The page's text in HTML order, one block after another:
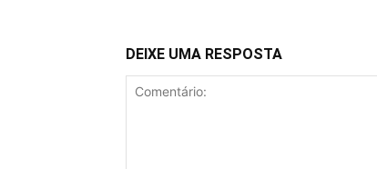
DEIXE UMA RESPOSTA